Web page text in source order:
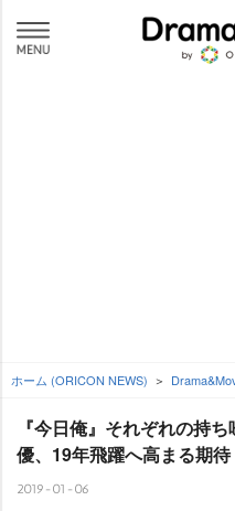
ホーム (ORICON NEWS)
『今日俺』それぞれの持
優、19年飛躍へ高まる期待
2019-01-06